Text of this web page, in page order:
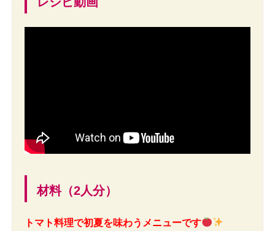
材料（2人分）
トマト料理で初夏を味わうメニューです